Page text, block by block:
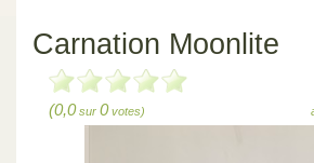
Carnation Moonlite
(0,0sur 0votes)